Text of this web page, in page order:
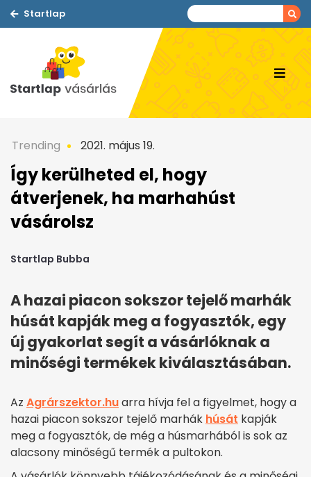
Startlap
Trending 2021. május 19.
Így kerülheted el, hogy
átverjenek, ha marhahúst
vásárolsz
Startlap Bubba
A hazai piacon sokszor tejelő marhák
húsát kapják meg a fogyasztók, egy
új gyakorlat segít a vásárlóknak a
minőségi termékek kiválasztásában.
Az Agrárszektor.huarra hívja fel a figyelmet, hogy a
hazai piacon sokszor tejelő marhák húsát kapják
meg a fogyasztók, de még a húsmarhából is sok az
alacsony minőségű termék a pultokon.